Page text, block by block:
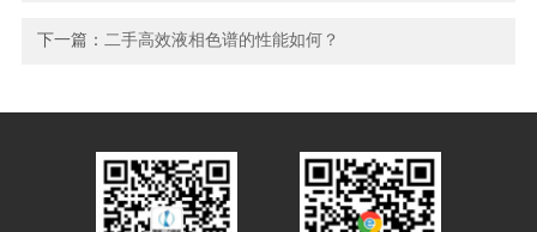
下一篇：二手高效液相色谱的性能如何？